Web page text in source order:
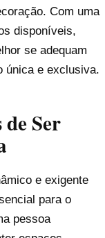
Com uma
disponíveis,
se adequam
única e exclusiva.
Ser
e exigente
para o
pessoa